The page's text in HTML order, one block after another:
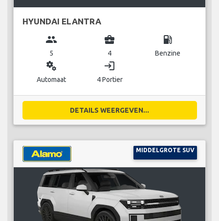
HYUNDAI ELANTRA
group
5
business_center
4
local_gas_station
Benzine
miscellaneous_services
Automaat
login
4 Portier
DETAILS WEERGEVEN...
MIDDELGROTE SUV